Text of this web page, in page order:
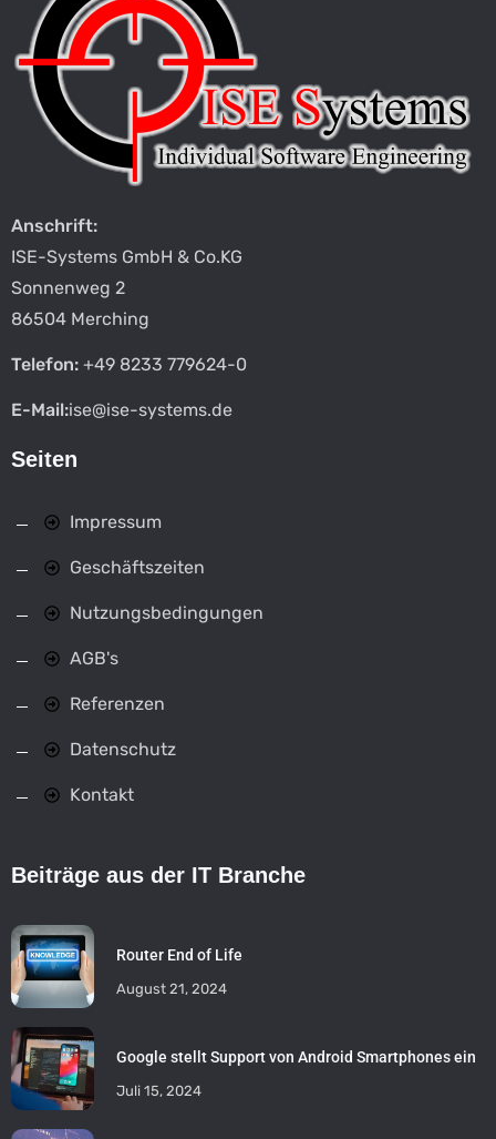
Anschrift:
ISE-Systems GmbH & Co.KG
Sonnenweg 2
86504 Merching
Telefon: +49 8233 779624-0
E-Mail:ise@ise-systems.de
Seiten
Impressum
Geschäftszeiten
Nutzungsbedingungen
AGB's
Referenzen
Datenschutz
Kontakt
Beiträge aus der IT Branche
Router End of Life
August 21, 2024
Google stellt Support von Android Smartphones ein
Juli 15, 2024